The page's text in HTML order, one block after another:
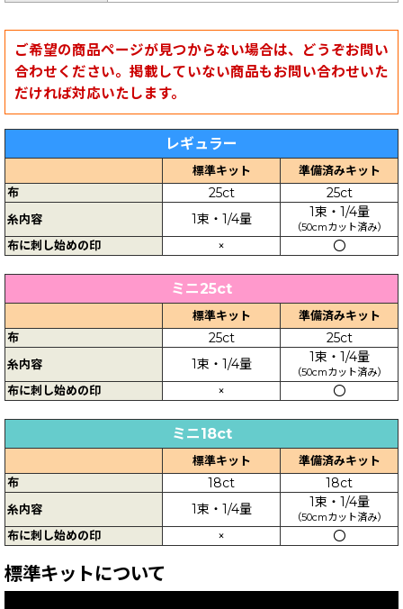
ご希望の商品ページが見つからない場合は、どうぞお問い
合わせください。掲載していない商品もお問い合わせいた
だければ対応いたします。
レギュラー
標準キット
準備済みキット
布
25ct 25ct
糸内容 1束・1/4量 1束・1/4量
（50cmカット済み）
布に刺し始めの印 × 〇
ミニ25ct
標準キット
準備済みキット
布
25ct 25ct
糸内容 1束・1/4量 1束・1/4量
（50cmカット済み）
布に刺し始めの印 × 〇
ミニ18ct
標準キット
準備済みキット
布
18ct 18ct
糸内容 1束・1/4量 1束・1/4量
（50cmカット済み）
布に刺し始めの印 × 〇
標準キットについて